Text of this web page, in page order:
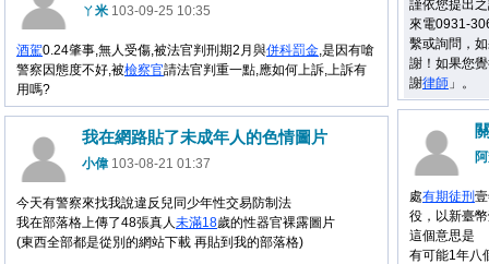
謹依您提出
來電0931-
繫或詢問，
謝！如果您
謝律師 」。
ㄚ米 103-09-25 10:35
酒駕0.24肇事,無人受傷,被法官判刑期2月與併科罰金,是因有嗆
警察因態度不好,被檢察官請法官判重一點,應如何上訴,上訴有
用嗎?
處有期徒刑
役，以新臺
這個意思是
有可能1年八
我在網路貼了未成年人的色情圖片
小偉103-08-21 01:37
今天有警察來找我說違反兒同少年性交易防制法
我在部落格上傳了48張真人未滿18歲的性器官裸露圖片
(東西全部都是從別的網站下載 再貼到我的部落格)